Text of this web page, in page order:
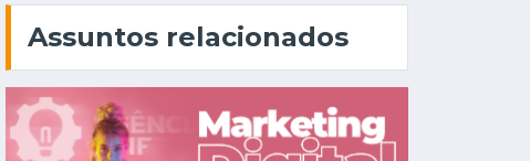
Assuntos relacionados